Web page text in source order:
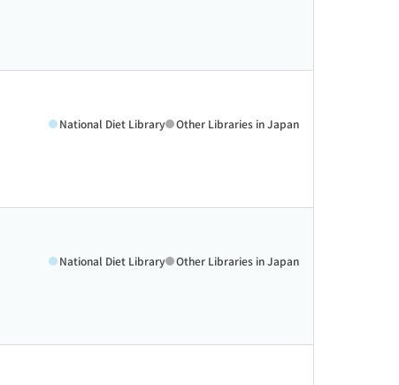
National Diet Library Other Libraries in Japan
National Diet Library Other Libraries in Japan